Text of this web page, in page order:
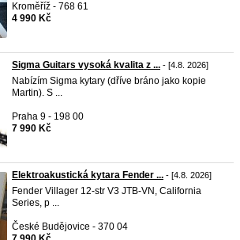
Kroměříž - 768 61
4 990 Kč
Sigma Guitars vysoká kvalita z ... - [4.8. 2026]
Nabízím Sigma kytary (dříve bráno jako kopie
Martin). S ...
Praha 9 - 198 00
7 990 Kč
Elektroakustická kytara Fender ... - [4.8. 2026]
Fender Villager 12-str V3 JTB-VN, California
Series, p ...
České Budějovice - 370 04